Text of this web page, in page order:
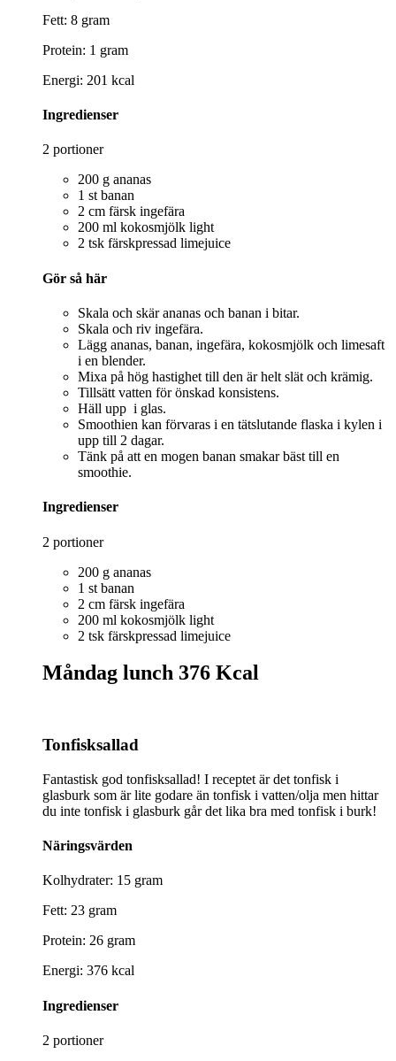
Fett: 8 gram
Protein: 1 gram
Energi: 201 kcal
Ingredienser
2 portioner
200 g ananas
1 st banan
2 cm färsk ingefära
200 ml kokosmjölk light
2 tsk färskpressad limejuice
Gör så här
Skala och skär ananas och banan i bitar.
Skala och riv ingefära.
Lägg ananas, banan, ingefära, kokosmjölk och limesaft
i en blender.
Mixa på hög hastighet till den är helt slät och krämig.
Tillsätt vatten för önskad konsistens.
Häll upp i glas.
Smoothien kan förvaras i en tätslutande flaska i kylen i
upp till 2 dagar.
Tänk på att en mogen banan smakar bäst till en
smoothie.
Ingredienser
2 portioner
200 g ananas
1 st banan
2 cm färsk ingefära
200 ml kokosmjölk light
2 tsk färskpressad limejuice
Måndag lunch 376 Kcal
Tonfisksallad
Fantastisk god tonfisksallad! I receptet är det tonfisk i
glasburk som är lite godare än tonfisk i vatten/olja men hittar
du inte tonfisk i glasburk går det lika bra med tonfisk i burk!
Näringsvärden
Kolhydrater: 15 gram
Fett: 23 gram
Protein: 26 gram
Energi: 376 kcal
Ingredienser
2 portioner